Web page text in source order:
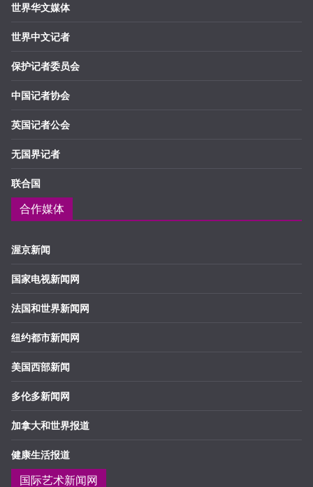
世界华文媒体
世界中文记者
保护记者委员会
中国记者协会
英国记者公会
无国界记者
联合国
合作媒体
渥京新闻
国家电视新闻网
法国和世界新闻网
纽约都市新闻网
美国西部新闻
多伦多新闻网
加拿大和世界报道
健康生活报道
国际艺术新闻网